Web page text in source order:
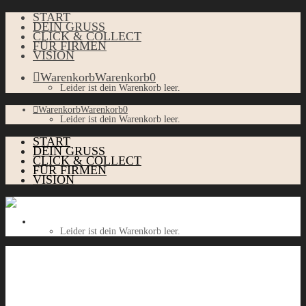
START
DEIN GRUSS
CLICK & COLLECT
FÜR FIRMEN
VISION
WarenkorbWarenkorb0
Leider ist dein Warenkorb leer.
WarenkorbWarenkorb0
Leider ist dein Warenkorb leer.
START
DEIN GRUSS
CLICK & COLLECT
FÜR FIRMEN
VISION
Leider ist dein Warenkorb leer.